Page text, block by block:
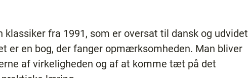
klassiker fra 1991, som er oversat til dansk og udvidet
er en bog, der fanger opmærksomheden. Man bliver
af virkeligheden og af at komme tæt på det